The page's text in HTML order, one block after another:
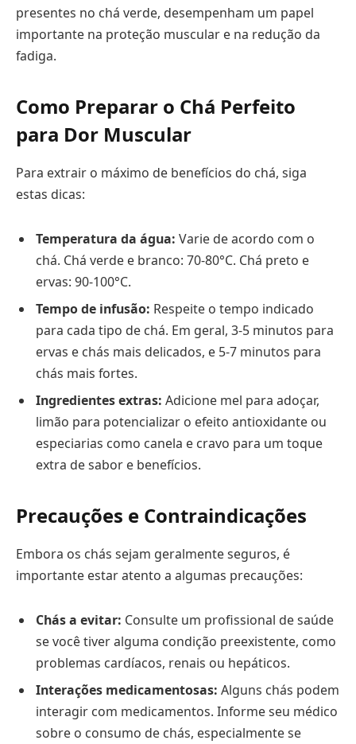
presentes no chá verde, desempenham um papel
importante na proteção muscular e na redução da
fadiga.
Como Preparar o Chá Perfeito
para Dor Muscular
Para extrair o máximo de benefícios do chá, siga
estas dicas:
Temperatura da água: Varie de acordo com o
chá. Chá verde e branco: 70-80°C. Chá preto e
ervas: 90-100°C.
Tempo de infusão: Respeite o tempo indicado
para cada tipo de chá. Em geral, 3-5 minutos para
ervas e chás mais delicados, e 5-7 minutos para
chás mais fortes.
Ingredientes extras: Adicione mel para adoçar,
limão para potencializar o efeito antioxidante ou
especiarias como canela e cravo para um toque
extra de sabor e benefícios.
Precauções e Contraindicações
Embora os chás sejam geralmente seguros, é
importante estar atento a algumas precauções:
Chás a evitar: Consulte um profissional de saúde
se você tiver alguma condição preexistente, como
problemas cardíacos, renais ou hepáticos.
Interações medicamentosas: Alguns chás podem
interagir com medicamentos. Informe seu médico
sobre o consumo de chás, especialmente se